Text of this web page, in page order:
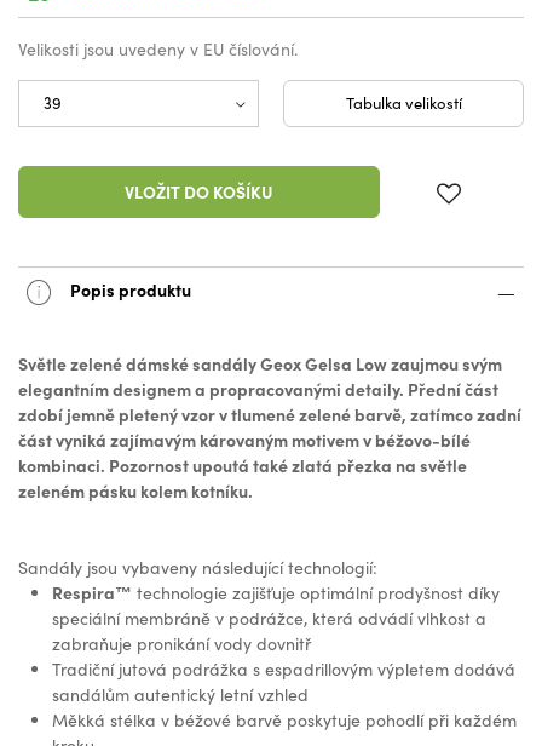
Velikosti jsou uvedeny v EU číslování.
Tabulka velikostí
VLOŽIT DO KOŠÍKU
Popis produktu
Světle zelené dámské sandály Geox Gelsa Low zaujmou svým
elegantním designem a propracovanými detaily. Přední část
zdobí jemně pletený vzor v tlumené zelené barvě, zatímco zadní
část vyniká zajímavým károvaným motivem v béžovo-bílé
kombinaci. Pozornost upoutá také zlatá přezka na světle
zeleném pásku kolem kotníku.
Sandály jsou vybaveny následující technologií:
Respira™ technologie zajišťuje optimální prodyšnost díky
speciální membráně v podrážce, která odvádí vlhkost a
zabraňuje pronikání vody dovnitř
Tradiční jutová podrážka s espadrillovým výpletem dodává
sandálům autentický letní vzhled
Měkká stélka v béžové barvě poskytuje pohodlí při každém